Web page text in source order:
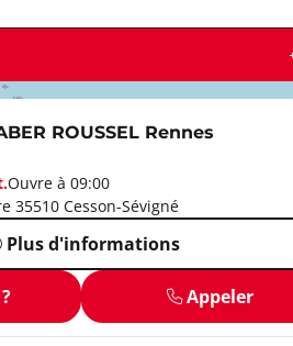
ROUSSEL Rennes
Ouvre à 09:00
35510 Cesson-Sévigné
Plus d'informations
Appeler